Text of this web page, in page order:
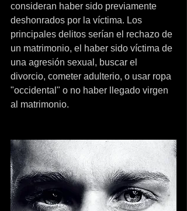
consideran haber sido previamente
deshonrados por la víctima. Los
principales delitos serían el rechazo de
un matrimonio, el haber sido víctima de
una agresión sexual, buscar el
divorcio, cometer adulterio, o usar ropa
"occidental" o no haber llegado virgen
al matrimonio.